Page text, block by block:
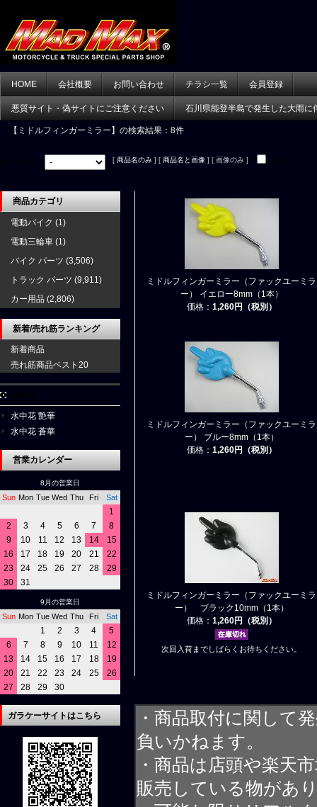
HOME 会社概要 お問い合わせ チラシ一覧 会員登録
悪質サイト・偽サイトにご注意ください 石川県能登半島で発生した大雨に
【ミドルフィンガーミラー】 の検索結果：8件
[ 商品名のみ ] [ 商品名と画像 ] [ 画像のみ ]
ミドルフィンガーミラー（ファックユーミラ
ー） イエロー8mm（1本）
価格： 1,260円（税別）
ミドルフィンガーミラー（ファックユーミラ
ー） ブルー8mm（1本）
価格： 1,260円（税別）
ミドルフィンガーミラー（ファックユーミラ
ー） ブラック10mm（1本）
価格： 1,260円（税別）
次回入荷までしばらくお待ちください。
・商品取付に関して
負いかねます。
・商品は店頭や楽天
販売している物があ
商品カテゴリ
電動バイク (1)
電動三輪車 (1)
バイク パーツ (3,506)
トラック パーツ (9,911)
カー用品 (2,806)
新着/売れ筋ランキング
新着商品
売れ筋商品ベスト20
水中花 艶華
水中花 蒼華
営業カレンダー
8月の営業日
Sun Mon Tue Wed Thu Fri Sat
1
2
3 4 5 6 7
8
9
10 11 12 13 14
15
16
17 18 19 20 21
22
23
24 25 26 27 28
29
30
31
9月の営業日
Sun Mon Tue Wed Thu Fri Sat
1 2 3 4
5
6
7 8 9 10 11
12
13
14 15 16 17 18
19
20
21 22 23 24 25
26
27
28 29 30
ガラケーサイトはこちら